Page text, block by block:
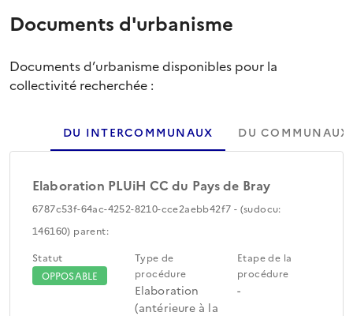
Documents d'urbanisme
Documents d’urbanisme disponibles pour la
collectivité recherchée :
DU INTERCOMMUNAUX DU COMMUNAUX
Elaboration PLUiH CC du Pays de Bray
6787c53f-64ac-4252-8210-cce2aebb42f7 - (sudocu:
146160) parent:
Statut
OPPOSABLE
Type de
procédure
Elaboration
(antérieure à la
Etape de la
procédure
-